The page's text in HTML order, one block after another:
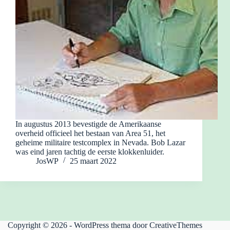
In augustus 2013 bevestigde de Amerikaanse
overheid officieel het bestaan van Area 51, het
geheime militaire testcomplex in Nevada. Bob Lazar
was eind jaren tachtig de eerste klokkenluider.
JosWP
25 maart 2022
Copyright © 2026 - WordPress thema doorCreativeThemes